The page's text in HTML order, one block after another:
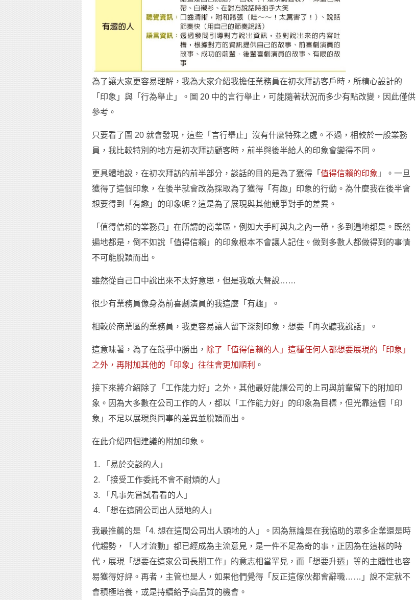
為了讓大家更容易理解，我為大家介紹我擔任業務員在初次拜訪客戶時，所精心設計的
「印象」與「行為舉止」。圖 20 中的言行舉止，可能隨著狀況而多少有點改變，因此僅供
參考。
只要看了圖 20 就會發現，這些「言行舉止」沒有什麼特殊之處。不過，相較於一般業務
員，我比較特別的地方是初次拜訪顧客時，前半與後半給人的印象會變得不同。
更具體地說，在初次拜訪的前半部分，談話的目的是為了獲得「 值得信賴的印象 」。一旦
獲得了這個印象，在後半就會改為採取為了獲得「有趣」印象的行動。為什麼我在後半會
想要得到「有趣」的印象呢？這是為了展現與其他競爭對手的差異。
「值得信賴的業務員」在所謂的商業區，例如大手町與丸之內一帶，多到遍地都是。既然
遍地都是，倒不如說「值得信賴」的印象根本不會讓人記住。做到多數人都做得到的事情
不可能脫穎而出。
雖然從自己口中說出來不太好意思，但是我敢大聲說……
很少有業務員像身為前喜劇演員的我這麼「有趣」。
相較於商業區的業務員，我更容易讓人留下深刻印象，想要「再次聽我說話」。
這意味著，為了在競爭中勝出， 除了「值得信賴的人」這種任何人都想要展現的「印象」
之外，再附加其他的「印象」往往會更加順利 。
接下來將介紹除了「工作能力好」之外，其他最好能讓公司的上司與前輩留下的附加印
象。因為大多數在公司工作的人，都以「工作能力好」的印象為目標，但光靠這個「印
象」不足以展現與同事的差異並脫穎而出。
在此介紹四個建議的附加印象。
「易於交談的人」
「接受工作委託不會不耐煩的人」
「凡事先嘗試看看的人」
「想在這間公司出人頭地的人」
我最推薦的是「4. 想在這間公司出人頭地的人」。因為無論是在我協助的眾多企業還是時
代趨勢，「人才流動」都已經成為主流意見，是一件不足為奇的事，正因為在這樣的時
代，展現「想要在這家公司長期工作」的意志相當罕見，而「想要升遷」等的主體性也容
易獲得好評。再者，主管也是人，如果他們覺得「反正這傢伙都會辭職……」說不定就不
會積極培養，或是持續給予高品質的機會。